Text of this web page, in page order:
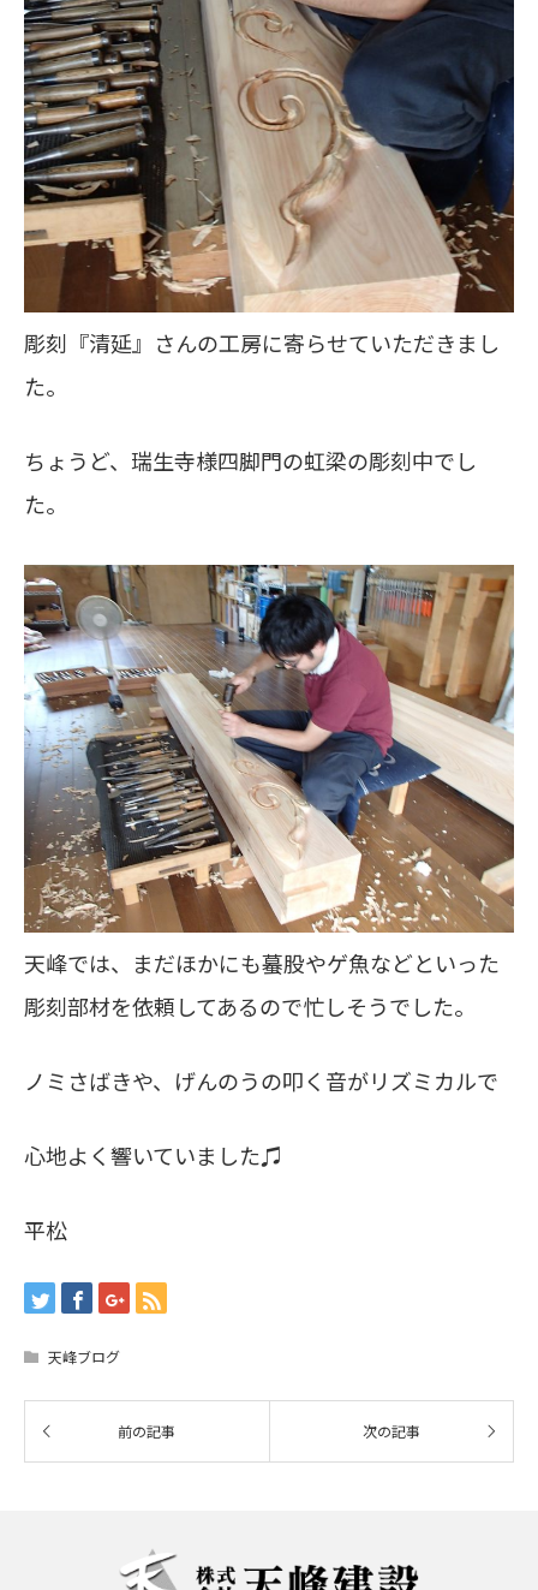
彫刻『清延』さんの工房に寄らせていただきまし
た。
ちょうど、瑞生寺様四脚門の虹梁の彫刻中でし
た。
天峰では、まだほかにも蟇股やゲ魚などといった
彫刻部材を依頼してあるので忙しそうでした。
ノミさばきや、げんのうの叩く音がリズミカルで
心地よく響いていました♫
平松
天峰ブログ